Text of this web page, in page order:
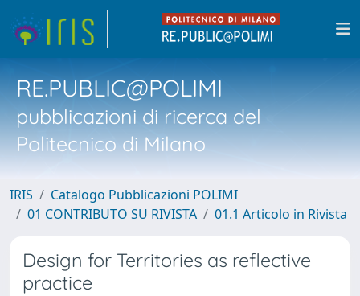
RE.PUBLIC@POLIMI
pubblicazioni di ricerca del
Politecnico di Milano
IRIS
Catalogo Pubblicazioni POLIMI
01 CONTRIBUTO SU RIVISTA
01.1 Articolo in Rivista
Design for Territories as reflective
practice